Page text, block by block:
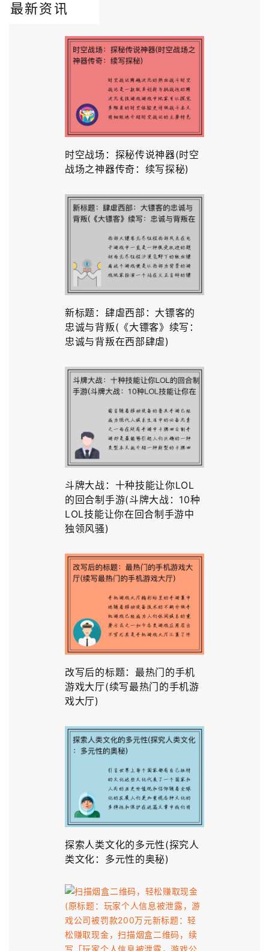
最新资讯
时空战场：探秘传说神器(时空
战场之神器传奇：续写探秘)
新标题：肆虐西部：大镖客的
忠诚与背叛(《大镖客》续写：
忠诚与背叛在西部肆虐)
斗牌大战：十种技能让你LOL
的回合制手游(斗牌大战：10种
LOL技能让你在回合制手游中
独领风骚)
改写后的标题：最热门的手机
游戏大厅(续写最热门的手机游
戏大厅)
探索人类文化的多元性(探究人
类文化：多元性的奥秘)